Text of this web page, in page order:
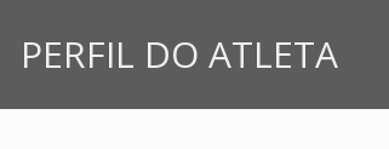
PERFIL DO ATLETA